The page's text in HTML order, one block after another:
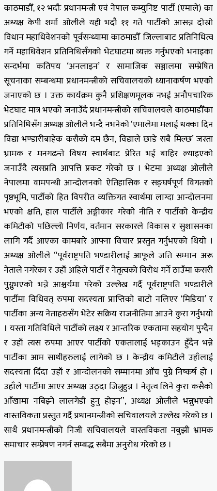
काठमाडौँ, १२ भदौः प्रधानमन्त्री एवं नेपाल कम्युनिष्ट पार्टी (एमाले) का
अध्यक्ष केपी शर्मा ओलीले यही भदौ ११ गते पार्टीको आसन्न दोस्रो
विधान महाधिवेशनको पूर्वसन्ध्यामा काठमाडौँ जिल्लाबाट प्रतिनिधित्व
गर्ने महाधिवेशन प्रतिनिधिसँगको भेटघाटमा व्यक्त गर्नुभएको भनाइका
सन्दर्भमा कतिपय ‘अनलाइन’ र सामाजिक सञ्जालमा सम्प्रेषित
सूचनाका सम्बन्धमा प्रधानमन्त्रीको सचिवालयको ध्यानाकर्षण भएको
जनाएको छ । उक्त कार्यक्रम कुनै प्रशिक्षणमूलक नभई अनौपचारिक
भेटघाट मात्र भएको जनाउँदै प्रधानमन्त्रीको सचिवालयले काठमाडौँका
प्रतिनिधिसँग अध्यक्ष ओलीले भन्दै नभनेको ‘एमालेमा मलाई धक्का दिन
विद्या भण्डारीबाहेक कसैको दम छैन, विद्याले छाडे सबै मिल्छ’ जस्ता
भ्रामक र मनगढन्ते विषय स्वार्थबाट प्रेरित भई बाहिर ल्याइएको
जनाउँदै त्यसप्रति आपत्ति प्रकट गरेको छ । भेटमा अध्यक्ष ओलीले
नेपालमा वामपन्थी आन्दोलनको ऐतिहासिक र सङ्घर्षपूर्ण विगतको
पृष्ठभूमि, पार्टीको हित विपरीत व्यक्तिगत स्वार्थमा लाग्दा आन्दोलनमा
भएको क्षति, हाल पार्टीले अङ्गीकार गरेकोे नीति र पार्टीको केन्द्रीय
कमिटीको पछिल्लो निर्णय, वर्तमान सरकारले विकास र सुशासनका
लागि गर्दै आएका कामबारे आफ्ना विचार प्रस्तुत गर्नुभएको थियो ।
अध्यक्ष ओलीले “पूर्वराष्ट्रपति भण्डारीलाई आफूले जति सम्मान अरू
नेताले नगरेका र उहाँ अहिले पार्टी र नेतृत्वको विरोध गर्ने ठाउँमा कसरी
पुुग्नुभएको भन्ने आश्चर्यमा परेको उल्लेख गर्दै पूर्वराष्ट्रपति भण्डारीले
पार्टीमा विधिवत् रुपमा सदस्यता प्राप्तिको बाटो नलिएर ‘मिडिया’ र
पार्टीका अन्य नेताहरुसँग भेटेर सक्रिय राजनीतिमा आउने कुरा गर्नुभयो
। यस्ता गतिविधिले पार्टीको लक्ष्य र आन्तरिक एकतामा सहयोग पुुग्दैन
र उहाँ त्यस रुपमा आएर पार्टीको एकतालाई भड्काउन हुँदैन भन्ने
पार्टीका आम साथीहरुलाई लागेको छ । केन्द्रीय कमिटीले उहाँलाई
सदस्यता दिँदा उहाँ र आन्दोलनको सम्मानमा आँच पुग्ने निष्कर्ष हो ।
उहाँले पार्टीमा आएर अध्यक्ष उठ्दा जित्नुहुन्न । नेतृत्व लिने कुरा कसैको
आँखामा नबिझ्ने लालगेडी हुनु होइन”, अध्यक्ष ओलीले भन्नुभएको
वास्तविकता प्रस्तुत गर्दै प्रधानमन्त्रीको सचिवालयले उल्लेख गरेको छ ।
साथै प्रधानमन्त्रीको निजी सचिवालयले वास्तविकता नबुझी भ्रामक
समाचार सम्प्रेषण नगर्न सम्बद्ध सबैमा अनुरोध गरेको छ ।